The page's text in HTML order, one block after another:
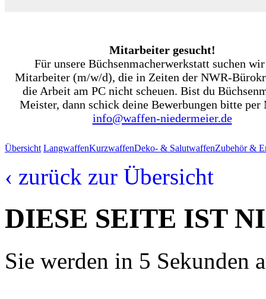
Mitarbeiter gesucht!
Für unsere Büchsenmacherwerkstatt suchen wir
Mitarbeiter (m/w/d), die in Zeiten der NWR-
die Arbeit am PC nicht scheuen. Bist du
Meister, dann schick deine Bewerbungen bitte
info@waffen-niedermeier.de
Übersicht LangwaffenKurzwaffenDeko- & SalutwaffenZubehör &
‹ zurück zur Übersicht
DIESE SEITE IST
Sie werden in 5 Sekunden